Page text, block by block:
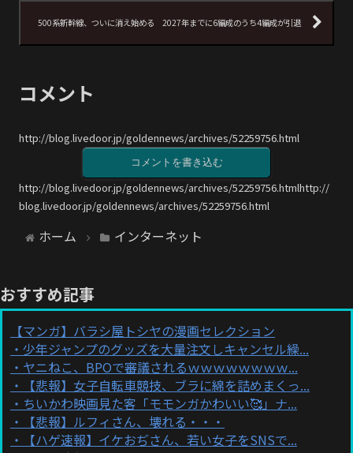
500系新幹線、ついに消え始める 2027年までに6編成のうち4編成が引退
コメント
http://blog.livedoor.jp/goldennews/archives/52259756.html
コメントを書き込む
http://blog.livedoor.jp/goldennews/archives/52259756.htmlhttp://
blog.livedoor.jp/goldennews/archives/52259756.html
ホーム インターネット
おすすめ記事
【マンガ】バラシ屋トシヤの漫画セレクション
少年ジャンプのグッズを大量注文しキャンセル繰...
ヤニねこ、BPOで審議されるｗｗｗｗｗｗｗｗ...
【悲報】女子自転車競技、ブラに綿を詰めまくっ...
ちいかわ映画見た客「モモンガかわいい🥰」ナ...
【悲報】ルフィさん、壊れる・・・
【ハゲ速報】イケおぢさん、若い女子をSNSで...